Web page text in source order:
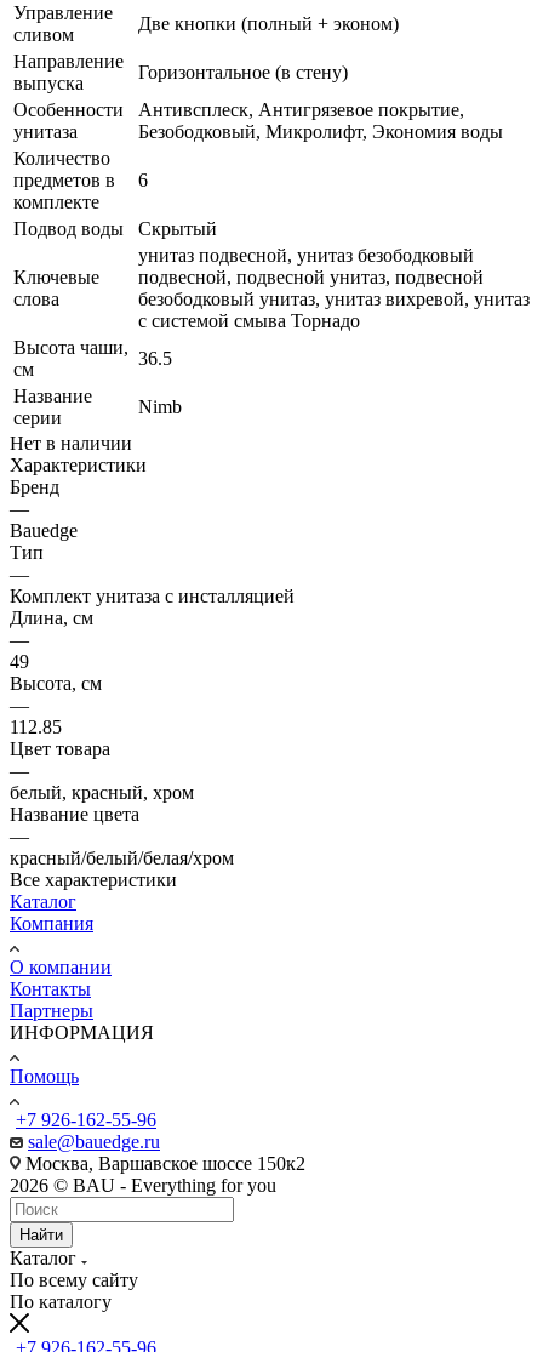
Управление
сливом
Две кнопки (полный + эконом)
Направление
выпуска
Горизонтальное (в стену)
Особенности
унитаза
Антивсплеск, Антигрязевое покрытие,
Безободковый, Микролифт, Экономия воды
Количество
предметов в
комплекте
6
Подвод воды Скрытый
Ключевые
слова
унитаз подвесной, унитаз безободковый
подвесной, подвесной унитаз, подвесной
безободковый унитаз, унитаз вихревой, унитаз
с системой смыва Торнадо
Высота чаши,
см
36.5
Название
серии
Nimb
Нет в наличии
Характеристики
Бренд
—
Bauedge
Тип
—
Комплект унитаза c инсталляцией
Длина, см
—
49
Высота, см
—
112.85
Цвет товара
—
белый, красный, хром
Название цвета
—
красный/белый/белая/хром
Все характеристики
Каталог
Компания
О компании
Контакты
Партнеры
ИНФОРМАЦИЯ
Помощь
+7 926-162-55-96
sale@bauedge.ru
Москва, Варшавское шоссе 150к2
2026 © BAU - Everything for you
Найти
Каталог
По всему сайту
По каталогу
+7 926-162-55-96